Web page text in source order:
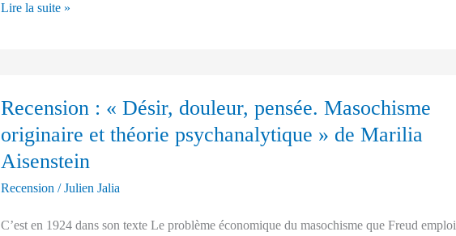
Lire la suite »
Recension : « Désir, douleur, pensée. Masochisme
originaire et théorie psychanalytique » de Marilia
Aisenstein
Recension /Julien Jalia
C’est en 1924 dans son texte Le problème économique du masochisme que Freud
« Désir,
douleur,
originaire